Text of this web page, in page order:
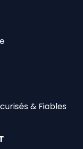
& Fiables